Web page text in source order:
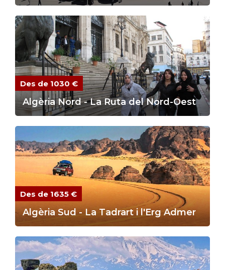
Des de 1030 €
Algèria Nord - La Ruta del Nord-Oest
Des de 1635 €
Algèria Sud - La Tadrart i l'Erg Admer